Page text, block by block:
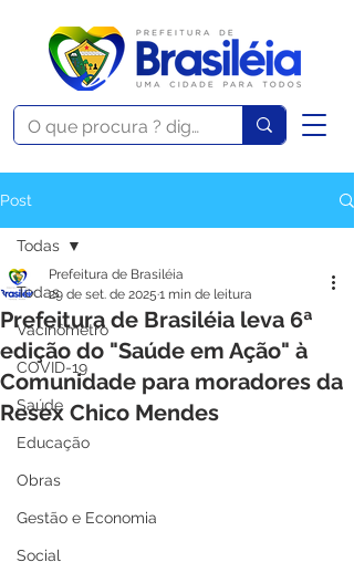
Post
Todas
Vacinômetro
COVID-19
Saúde
Educação
Obras
Gestão e Economia
Social
Todas
Prefeitura de Brasiléia leva 6ª
edição do "Saúde em Ação" à
Comunidade para moradores da
Resex Chico Mendes
Prefeitura de Brasiléia
29 de set. de 2025 1 min de leitura